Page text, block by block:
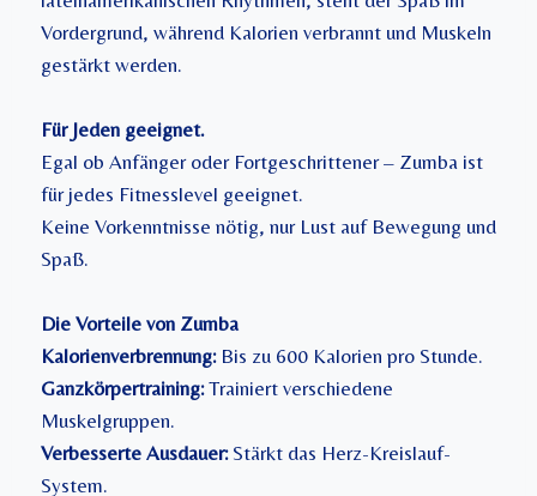
Vordergrund, während Kalorien verbrannt und Muskeln
gestärkt werden.
Für Jeden geeignet.
Egal ob Anfänger oder Fortgeschrittener – Zumba ist
für jedes Fitnesslevel geeignet.
Keine Vorkenntnisse nötig, nur Lust auf Bewegung und
Spaß.
Die Vorteile von Zumba
Kalorienverbrennung:Bis zu 600 Kalorien pro Stunde.
Ganzkörpertraining:Trainiert verschiedene
Muskelgruppen.
Verbesserte Ausdauer:Stärkt das Herz-Kreislauf-
System.